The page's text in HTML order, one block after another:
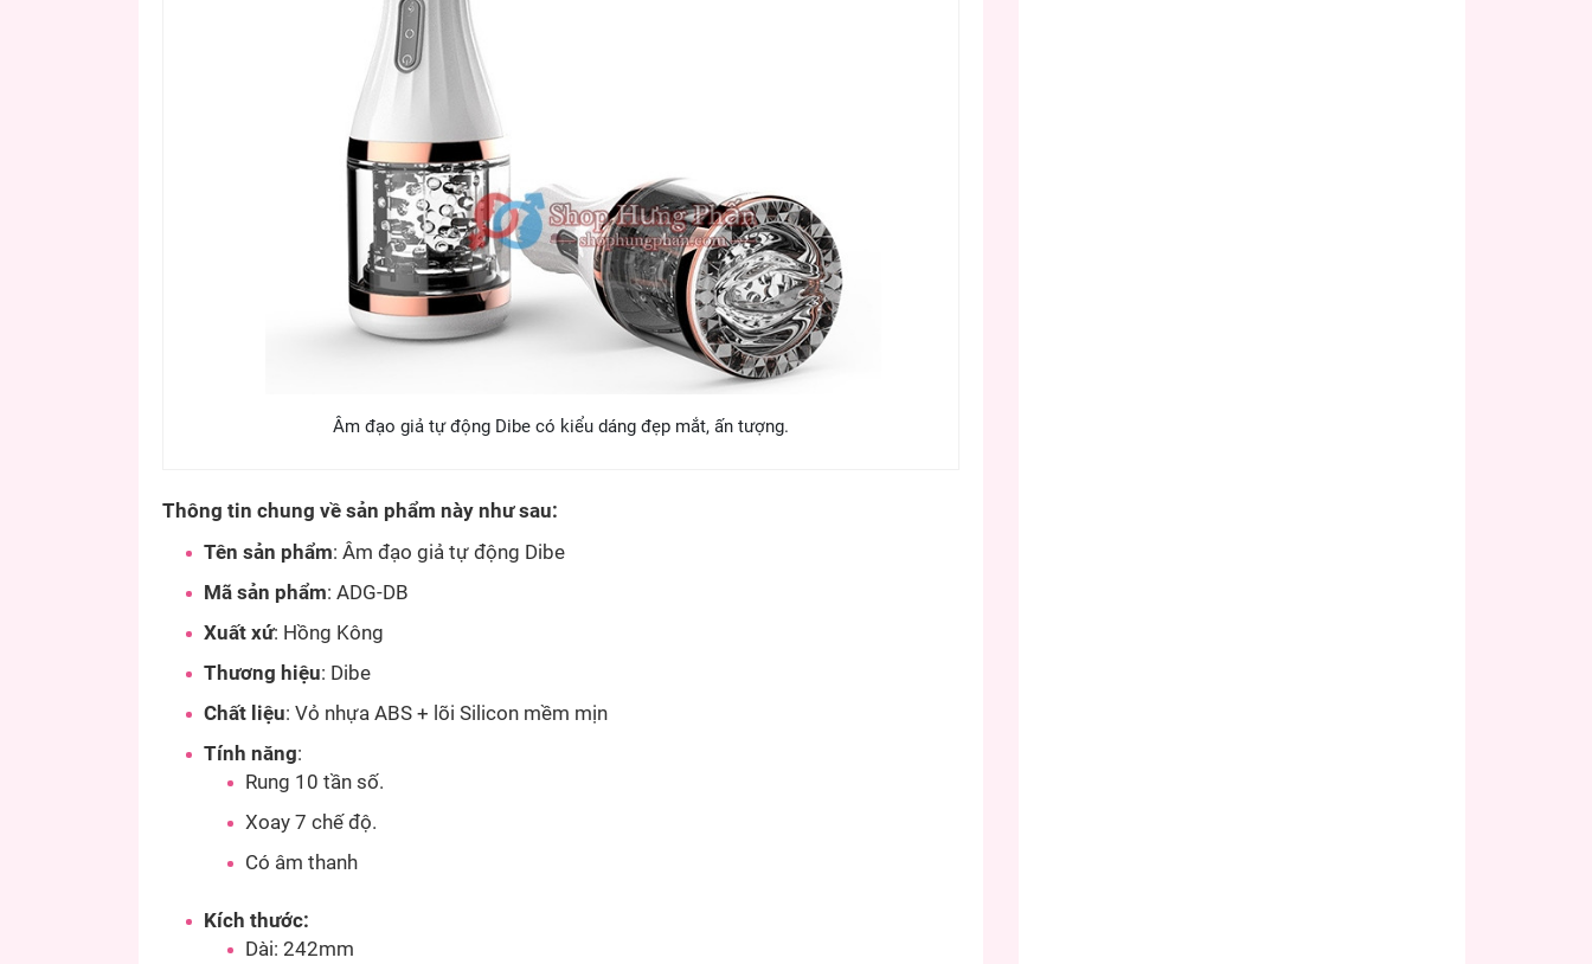
Âm đạo giả tự động Dibe có kiểu dáng đẹp mắt, ấn tượng.
Thông tin chung về sản phẩm này như sau:
Tên sản phẩm: Âm đạo giả tự động Dibe
Mã sản phẩm: ADG-DB
Xuất xứ: Hồng Kông
Thương hiệu: Dibe
Chất liệu: Vỏ nhựa ABS + lõi Silicon mềm mịn
Tính năng:
Rung 10 tần số.
Xoay 7 chế độ.
Có âm thanh
Kích thước:
Dài: 242mm